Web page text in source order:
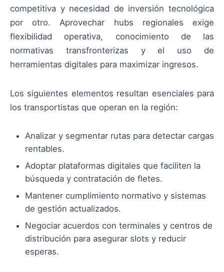
competitiva y necesidad de inversión tecnológica
por otro. Aprovechar hubs regionales exige
flexibilidad operativa, conocimiento de las
normativas transfronterizas y el uso de
herramientas digitales para maximizar ingresos.
Los siguientes elementos resultan esenciales para
los transportistas que operan en la región:
Analizar y segmentar rutas para detectar cargas
rentables.
Adoptar plataformas digitales que faciliten la
búsqueda y contratación de fletes.
Mantener cumplimiento normativo y sistemas
de gestión actualizados.
Negociar acuerdos con terminales y centros de
distribución para asegurar slots y reducir
esperas.